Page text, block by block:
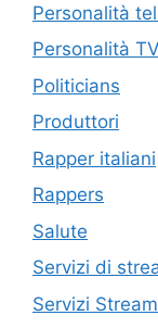
Personalità
Personalità TV
Politicians
Produttori
Rapper italiani
Rappers
Salute
Servizi di
Servizi